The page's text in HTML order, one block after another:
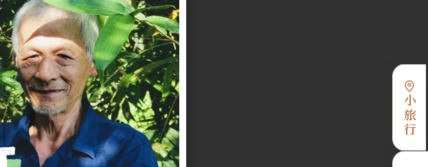
小旅行